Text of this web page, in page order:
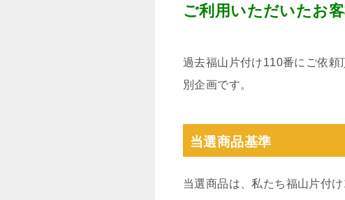
ご利用いただいたお
過去福山片付け110番にご依
別企画です。
当選商品基準
当選商品は、私たち福山片付